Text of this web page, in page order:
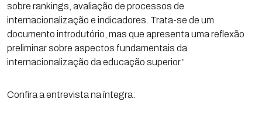
sobre rankings, avaliação de processos de
internacionalização e indicadores. Trata-se de um
documento introdutório, mas que apresenta uma reflexão
preliminar sobre aspectos fundamentais da
internacionalização da educação superior.”
Confira a entrevista na íntegra: